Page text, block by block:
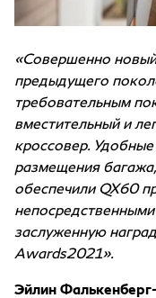
«Совершенно
предыдущего
требовательным
вместительный и
кроссовер.
размещения
обеспечили QX60
заслуженную
Awards2021».
Эйлин